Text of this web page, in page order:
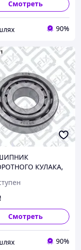
Смотреть
90%
КУЛАКА,
Смотреть
90%